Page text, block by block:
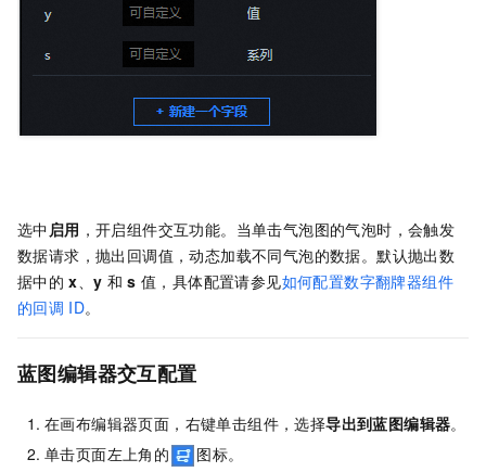
选中 启用 ，开启组件交互功能。当单击气泡图的气泡时，会触发
数据请求，抛出回调值，动态加载不同气泡的数据。默认抛出数
据中的 x 、y 和 s 值，具体配置请参见如何配置数字翻牌器组件
的回调 ID。
蓝图编辑器交互配置
在画布编辑器页面，右键单击组件，选择导出到蓝图编辑器。
单击页面左上角的
图标。